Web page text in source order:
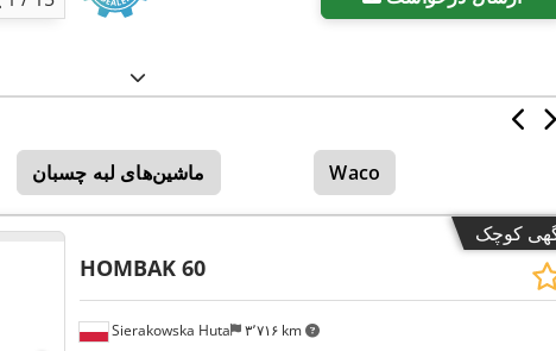
ماشین‌های لبه چسبان Waco
کوچک
Sierakowska Huta ۳٬۷۱۶ km
HOMBAK 60